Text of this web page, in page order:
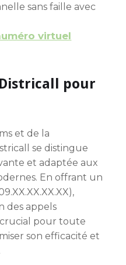
sans faille avec
virtuel
pour
et de la
se distingue
et adaptée aux
En offrant un
des appels
pour toute
son efficacité et